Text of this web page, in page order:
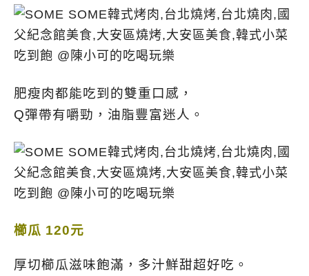
肥瘦肉都能吃到的雙重口感，
Q彈帶有嚼勁，油脂豐富迷人。
櫛瓜 120元
厚切櫛瓜滋味飽滿，多汁鮮甜超好吃。